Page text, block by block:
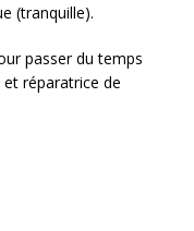
(tranquille).
passer du temps
et réparatrice de